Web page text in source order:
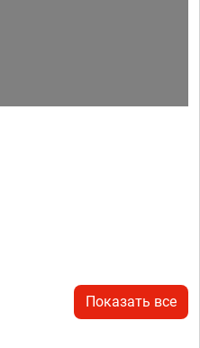
Показать все